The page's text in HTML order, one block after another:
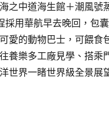
之中道海生館＋潮風號
採用華航早去晚回，包
愛的動物巴士，可餵食
養樂多工廠見學、搭乘
世界一睹世界級全景展